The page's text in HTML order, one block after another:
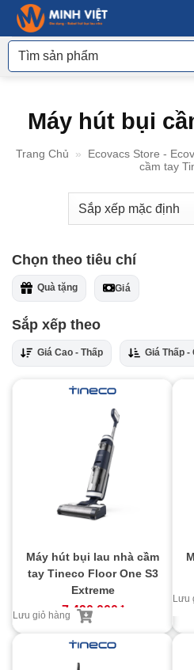
Skip
to
content
Tìm
kiếm:
Máy hút bụi
Trang Chủ » Ecovacs Store -
cầm tay
Chọn theo tiêu chí
Quà tặng Giá
Sắp xếp theo
Giá Cao - Thấp Giá Thấp -
Máy hút bụi lau nhà cầm
tay Tineco Floor One S3
Extreme
7.490.000 ₫
Lưu giỏ hàng
Lưu
Tiện ích
Thương Hiệu
Sức Khỏe
Âm Thanh - Pin